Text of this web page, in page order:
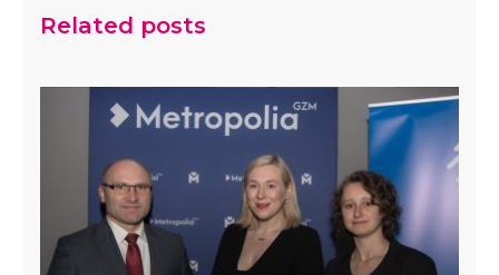
Related posts